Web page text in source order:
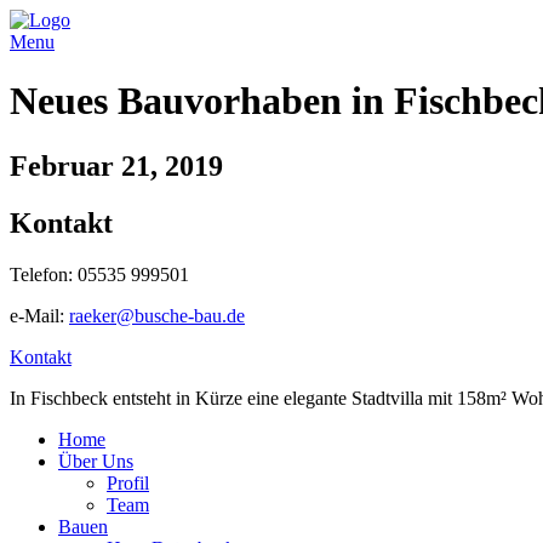
Menu
Neues Bauvorhaben in
Februar 21, 2019
Kontakt
Telefon: 05535 999501
e-Mail: raeker@busche-bau.de
Kontakt
In Fischbeck entsteht in Kürze eine elegante Stadtvilla mit 158m²
Home
Über Uns
Profil
Team
Bauen